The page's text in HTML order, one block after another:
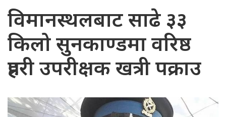
विमानस्थलबाट साढे ३३
किलो सुनकाण्डमा वरिष्ठ
प्रहरी उपरीक्षक खत्री पक्राउ